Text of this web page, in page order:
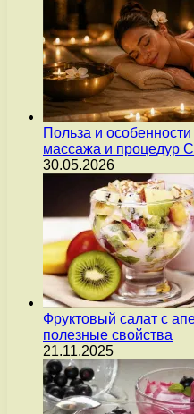
Польза и
массажа и процедур
30.05.2026
Фруктовый салат с
полезные свойства
21.11.2025